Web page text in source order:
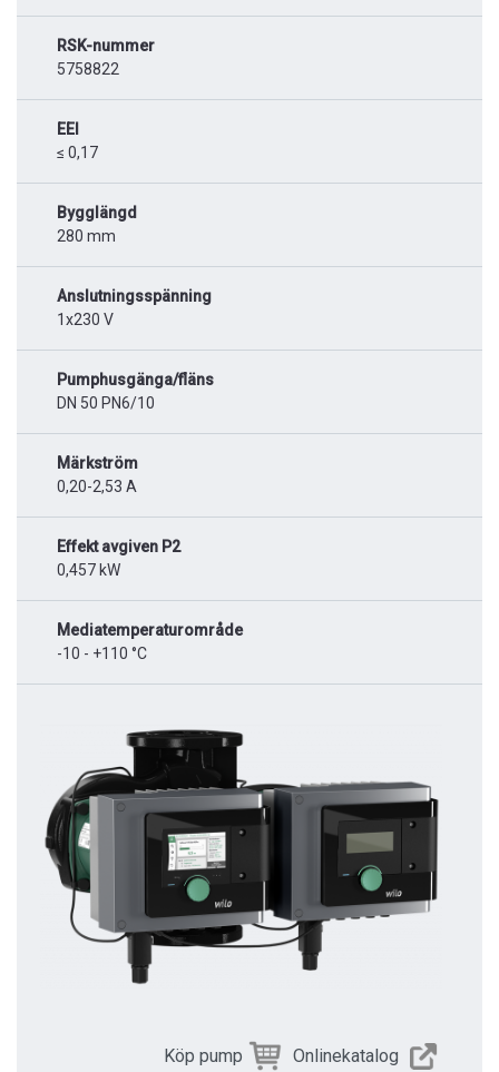
RSK-nummer
5758822
EEI
≤ 0,17
Bygglängd
280 mm
Anslutningsspänning
1x230 V
Pumphusgänga/fläns
DN 50 PN6/10
Märkström
0,20-2,53 A
Effekt avgiven P2
0,457 kW
Mediatemperaturområde
-10 - +110 °C
Köp pump Onlinekatalog